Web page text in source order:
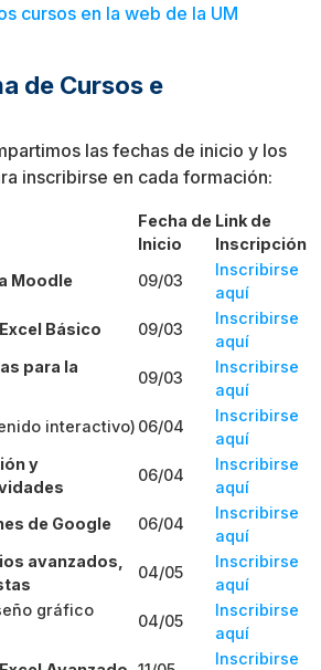
cursos en la web de la UM
de Cursos e
las fechas de inicio y los
inscribirse en cada formación:
Fecha de
Inicio
Link de
Inscripción
Moodle
09/03
Inscribirse
aquí
Básico
09/03
Inscribirse
aquí
para la
09/03
Inscribirse
aquí
interactivo) 06/04
Inscribirse
aquí
y
06/04
Inscribirse
aquí
de Google
06/04
Inscribirse
aquí
avanzados,
04/05
Inscribirse
aquí
gráfico
04/05
Inscribirse
aquí
Inscribirse